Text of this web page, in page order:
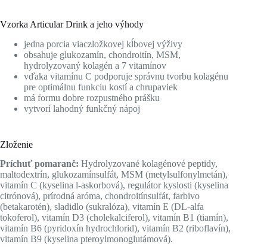
Vzorka Articular Drink a jeho výhody
jedna porcia viaczložkovej kĺbovej výživy
obsahuje glukozamín, chondroitín, MSM,
hydrolyzovaný kolagén a 7 vitamínov
vďaka vitamínu C podporuje správnu tvorbu kolagénu
pre optimálnu funkciu kostí a chrupaviek
má formu dobre rozpustného prášku
vytvorí lahodný funkčný nápoj
Zloženie
Príchuť pomaranč: Hydrolyzované kolagénové peptidy,
maltodextrín, glukozamínsulfát, MSM (metylsulfonylmetán),
vitamín C (kyselina l-askorbová), regulátor kyslosti (kyselina
citrónová), prírodná aróma, chondroitínsulfát, farbivo
(betakarotén), sladidlo (sukralóza), vitamín E (DL-alfa
tokoferol), vitamín D3 (cholekalciferol), vitamín B1 (tiamín),
vitamín B6 (pyridoxín hydrochlorid), vitamín B2 (riboflavín),
vitamín B9 (kyselina pteroylmonoglutámová).